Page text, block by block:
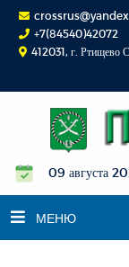
+7(84540)42072
412031, г. Ртищево
09 августа
МЕНЮ